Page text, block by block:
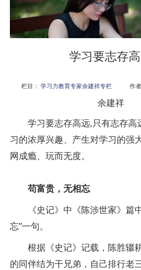
学习要志存
栏目： 学习力教育专家余建祥专栏作者
余建祥
学习要志存高远,只有志存高
习的浓厚兴趣、产生对学习的强
网成瘾、玩而无度。
苟富贵，无相忘
《史记》中《陈涉世家》篇
忘”一句。
根据《史记》记载，陈胜辍
的同伴结为干兄弟，自己排行老